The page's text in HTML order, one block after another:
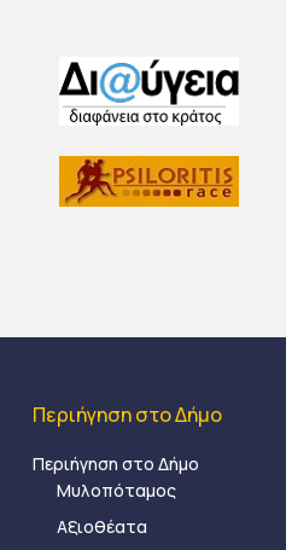
Περιήγηση στο Δήμο
Περιήγηση στο Δήμο
Μυλοπόταμος
Αξιοθέατα